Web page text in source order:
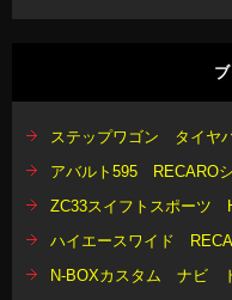
ステップワゴン タイヤ
アバルト595 RECARO
ZC33スイフトスポーツ
ハイエースワイド
N-BOXカスタム ナビ